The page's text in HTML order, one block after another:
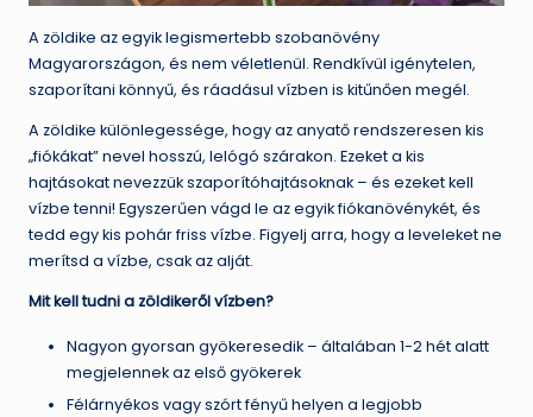
A zöldike az egyik legismertebb szobanövény
Magyarországon, és nem véletlenül. Rendkívül igénytelen,
szaporítani könnyű, és ráadásul vízben is kitűnően megél.
A zöldike különlegessége, hogy az anyatő rendszeresen kis
„fiókákat” nevel hosszú, lelógó szárakon. Ezeket a kis
hajtásokat nevezzük szaporítóhajtásoknak – és ezeket kell
vízbe tenni! Egyszerűen vágd le az egyik fiókanövénykét, és
tedd egy kis pohár friss vízbe. Figyelj arra, hogy a leveleket ne
merítsd a vízbe, csak az alját.
Mit kell tudni a zöldikeről vízben?
Nagyon gyorsan gyökeresedik – általában 1-2 hét alatt
megjelennek az első gyökerek
Félárnyékos vagy szórt fényű helyen a legjobb